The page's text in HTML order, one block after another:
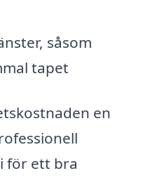
såsom
tapet
en
för ett bra